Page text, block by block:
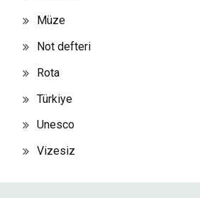
Müze
Not defteri
Rota
Türkiye
Unesco
Vizesiz